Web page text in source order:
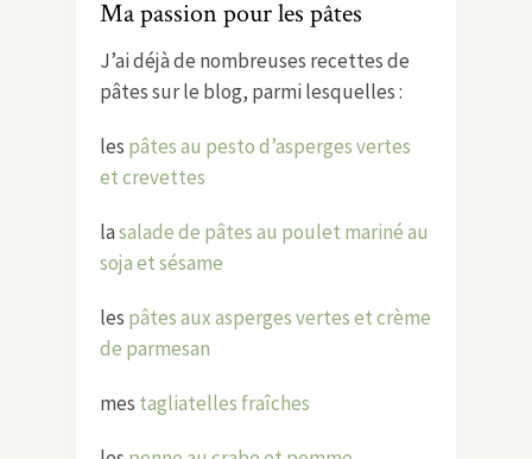
Ma passion pour les pâtes
J’ai déjà de nombreuses recettes de
pâtes sur le blog, parmi lesquelles :
les pâtes au pesto d’asperges vertes
et crevettes
lasalade de pâtes au poulet mariné au
soja et sésame
les pâtes aux asperges vertes et crème
de parmesan
mes tagliatelles fraîches